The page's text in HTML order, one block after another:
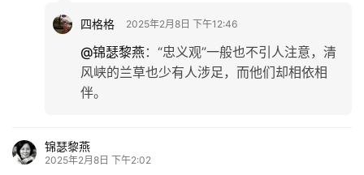
四格格 2025年2月8日 下午12:46
@锦瑟黎燕： “忠义观”一般也不引人注意，清
风峡的兰草也少有人涉足，而他们却相依相
伴。
锦瑟黎燕
2025年2月8日 下午2:02